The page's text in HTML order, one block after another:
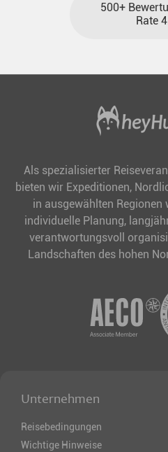
500+
Rate
Als spezialisierter
bieten wir Expeditionen,
in ausgewählten Regionen
individuelle Planung,
verantwortungsvoll
Landschaften des hohen
Unternehmen
Reisebedingungen
Wichtige Hinweise